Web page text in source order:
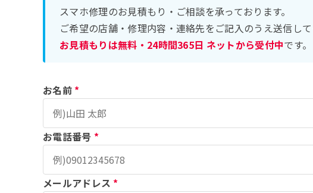
スマホ修理のお見積もり・ご相談を承っております。
ご希望の店舗・修理内容・連絡先をご記入のうえ送信して
お見積もりは無料・24時間365日 ネットから受付中です。
お名前 *
お電話番号 *
メールアドレス *